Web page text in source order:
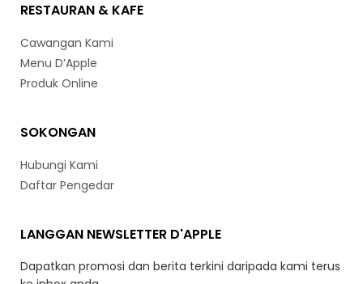
RESTAURAN & KAFE
Cawangan Kami
Menu D’Apple
Produk Online
SOKONGAN
Hubungi Kami
Daftar Pengedar
LANGGAN NEWSLETTER D'APPLE
Dapatkan promosi dan berita terkini daripada kami terus